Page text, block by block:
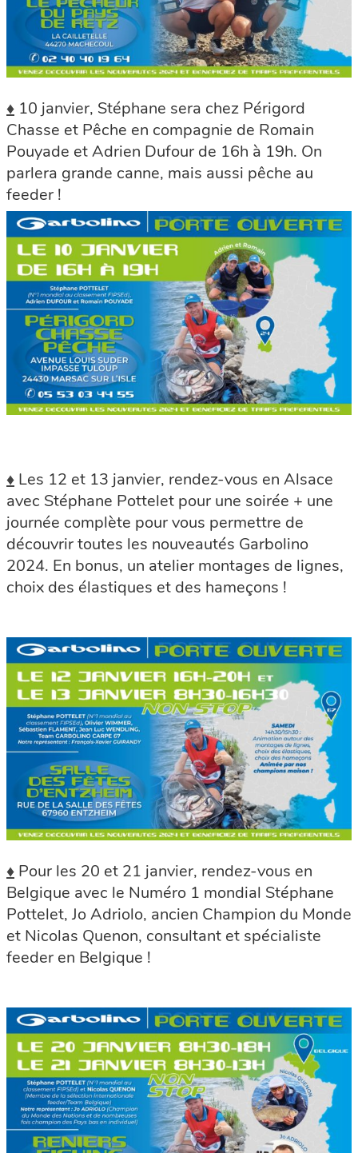
♦ 10 janvier, Stéphane sera chez Périgord
Chasse et Pêche en compagnie de Romain
Pouyade et Adrien Dufour de 16h à 19h. On
parlera grande canne, mais aussi pêche au
feeder !
♦ Les 12 et 13 janvier, rendez-vous en Alsace
avec Stéphane Pottelet pour une soirée + une
journée complète pour vous permettre de
découvrir toutes les nouveautés Garbolino
2024. En bonus, un atelier montages de lignes,
choix des élastiques et des hameçons !
♦ Pour les 20 et 21 janvier, rendez-vous en
Belgique avec le Numéro 1 mondial Stéphane
Pottelet, Jo Adriolo, ancien Champion du Monde
et Nicolas Quenon, consultant et spécialiste
feeder en Belgique !